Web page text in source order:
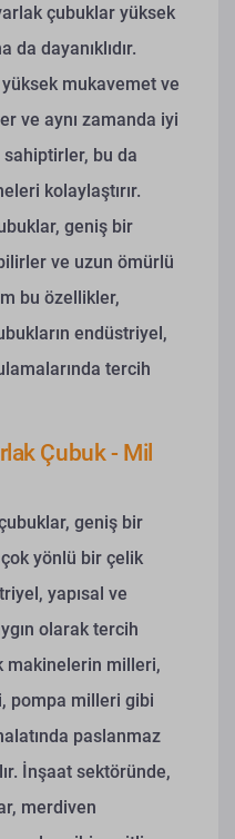
çubuklar yüksek
da dayanıklıdır.
yüksek mukavemet ve
ve aynı zamanda iyi
bu da
kolaylaştırır.
geniş bir
ve uzun ömürlü
bu özellikler,
endüstriyel,
tercih
Çubuk - Mil
geniş bir
yönlü bir çelik
yapısal ve
olarak tercih
makinelerin milleri,
pompa milleri gibi
paslanmaz
İnşaat sektöründe,
merdiven